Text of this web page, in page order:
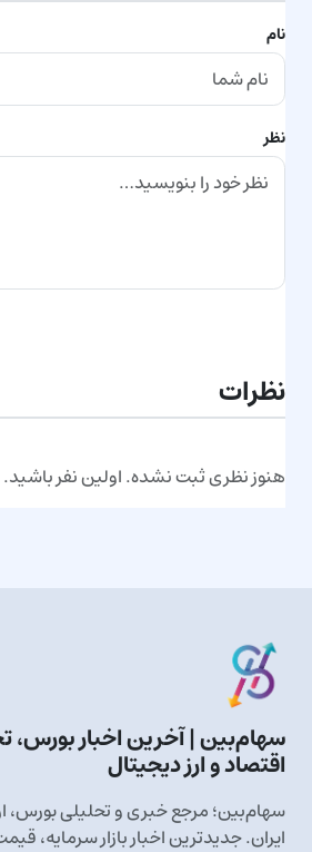
نام
نظر
نظرات
هنوز نظری ثبت نشده. اولین نفر باشید.
سهام‌بین | آخرین اخبار بورس،
اقتصاد و ارز دیجیتال
سهام‌بین؛ مرجع خبری و تحلیلی بورس،
ایران. جدیدترین اخبار بازار سرمایه،